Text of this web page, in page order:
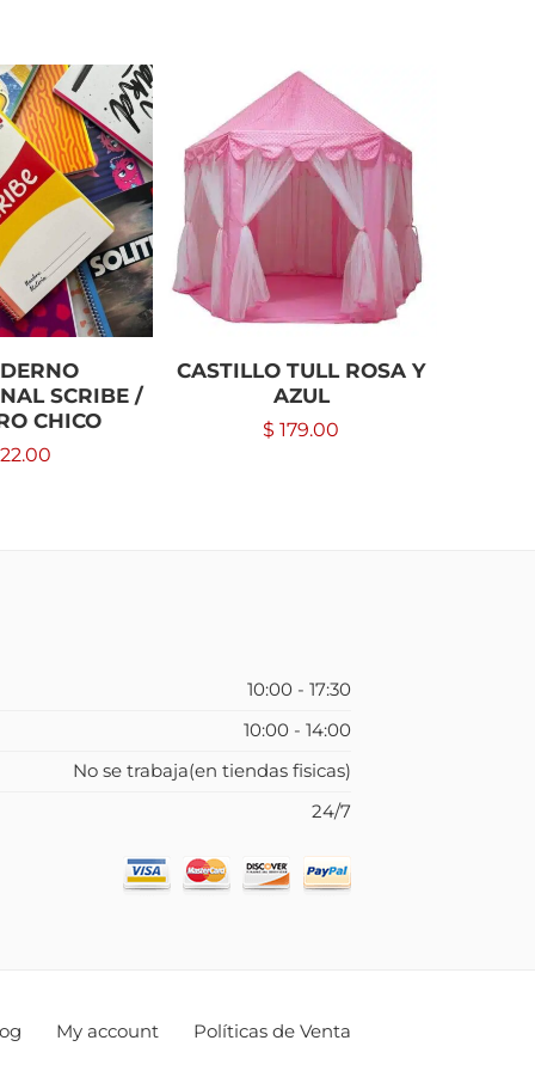
SCRIBE /
CHICO
CASTILLO TULL ROSA Y
AZUL
$ 179.00
10:00 - 17:30
10:00 - 14:00
No se trabaja(en tiendas fisicas)
24/7
My account Políticas de Venta